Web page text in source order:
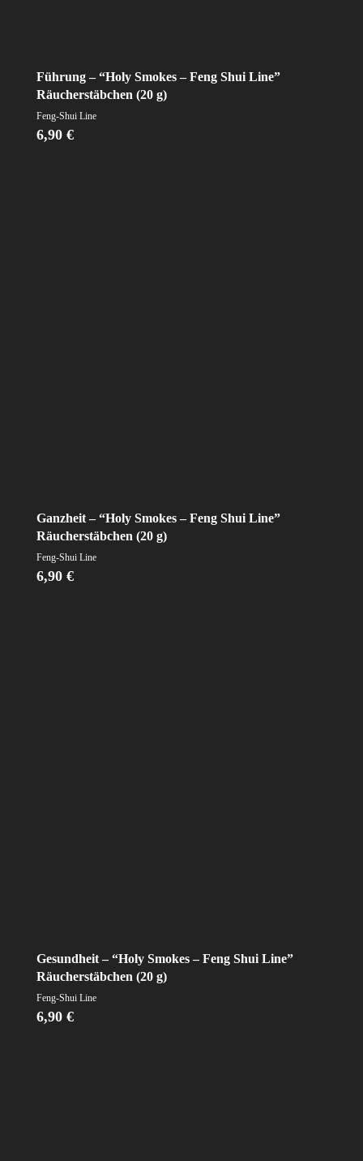
Führung – “Holy Smokes – Feng Shui Line”
Räucherstäbchen (20 g)
Feng-Shui Line
6,90 €
Ganzheit – “Holy Smokes – Feng Shui Line”
Räucherstäbchen (20 g)
Feng-Shui Line
6,90 €
Gesundheit – “Holy Smokes – Feng Shui Line”
Räucherstäbchen (20 g)
Feng-Shui Line
6,90 €